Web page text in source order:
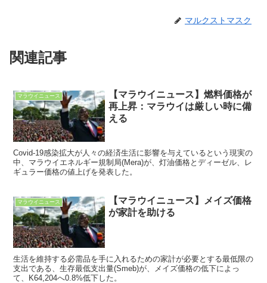
マルクストマスク
関連記事
マラウイニュース
【マラウイニュース】燃料価格が
再上昇：マラウイは厳しい時に備
える
Covid-19感染拡大が人々の経済生活に影響を与えているという現実の
中、マラウイエネルギー規制局(Mera)が、灯油価格とディーゼル、レ
ギュラー価格の値上げを発表した。
マラウイニュース
【マラウイニュース】メイズ価格
が家計を助ける
生活を維持する必需品を手に入れるための家計が必要とする最低限の
支出である、生存最低支出量(Smeb)が、メイズ価格の低下によっ
て、K64,204へ0.8%低下した。